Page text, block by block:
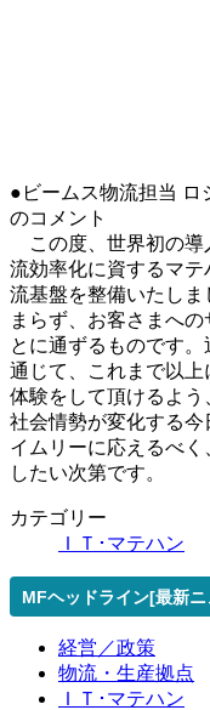
●ビームス物流担当
のコメント
この度、世界初の導
流効率化に資するマ
流基盤を整備いたし
まらず、お客さまへ
とに通ずるものです
通じて、これまで以
体験をして頂けるよう
社会情勢が変化する
イムリーに応えるべ
したい次第です。
カテゴリー
ＩＴ･マテハン
MFヘッドライン[最新
経営／政策
物流・生産拠点
ＩＴ･マテハン